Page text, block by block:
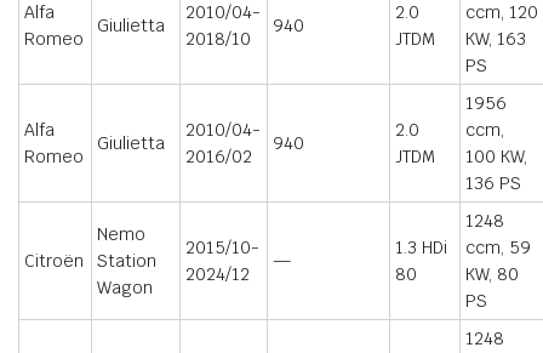
Alfa
Romeo
Giulietta
2010/04-
2018/10
940
2.0
JTDM
ccm, 120
KW, 163
PS
Alfa
Romeo
Giulietta
2010/04-
2016/02
940
2.0
JTDM
1956
ccm,
100 KW,
136 PS
Citroën
Nemo
Station
Wagon
2015/10-
2024/12
—
1.3 HDi
80
1248
ccm, 59
KW, 80
PS
1248